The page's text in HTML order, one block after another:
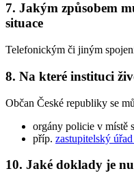
7. Jakým způsobem
situace
Telefonickým či jiným
8. Na které instituci
Občan České republiky se
orgány policie v místě
příp. zastupitelský
10. Jaké doklady je